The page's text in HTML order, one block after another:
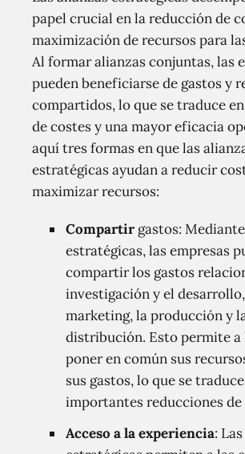
papel crucial en la reducción de
maximización de recursos para
Al formar alianzas conjuntas, las
pueden beneficiarse de gastos y
compartidos, lo que se traduce
de costes y una mayor eficacia
aquí tres formas en que las
estratégicas ayudan a reducir
maximizar recursos:
Compartir gastos:
estratégicas, las empresas
compartir los gastos
investigación y el
marketing, la producción y
distribución. Esto permite a
poner en común sus
sus gastos, lo que se
importantes reducciones de
Acceso a la experiencia: